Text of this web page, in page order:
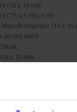
(10 x 10 cm)
(7,5 x 5 cm) 1/16
(10 x 10
60 cm) steril
x 10 cm)
3 Größen (15 Stück)
(2,5 cm x 4 m)
CE